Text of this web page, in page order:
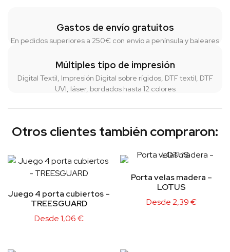
Gastos de envío gratuitos
En pedidos superiores a 250€ con envío a península y baleares
Múltiples tipo de impresión
Digital Textil, Impresión Digital sobre rígidos, DTF textil, DTF
UVI, láser, bordados hasta 12 colores
Otros clientes también compraron:
Juego 4 porta cubiertos –
TREESGUARD
Desde1,06€
Porta velas madera –
LOTUS
Desde2,39€